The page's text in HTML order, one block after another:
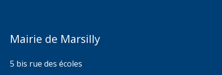
Mairie de Marsilly
5 bis rue des écoles